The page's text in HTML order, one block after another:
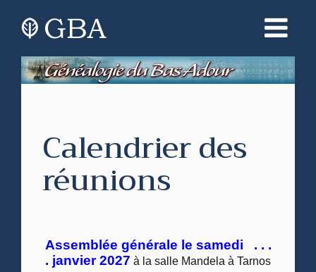
Calendrier des
réunions
Assemblée générale le samedi . . .
. janvier 2027 à la salle Mandela à Tarnos